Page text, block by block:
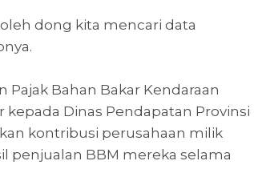
dong kita mencari data
Bahan Bakar Kendaraan
kepada Dinas Pendapatan Provinsi
kontribusi perusahaan milik
penjualan BBM mereka selama